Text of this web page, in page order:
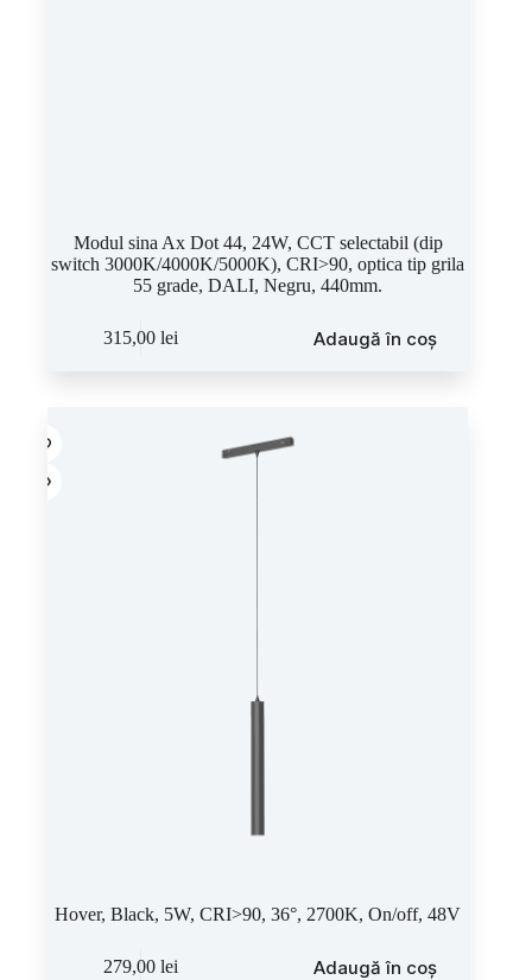
Modul sina Ax Dot 44, 24W, CCT selectabil (dip
switch 3000K/4000K/5000K), CRI>90, optica tip grila
55 grade, DALI, Negru, 440mm.
315,00lei Adaugă în coș
Hover, Black, 5W, CRI>90, 36°, 2700K, On/off, 48V
279,00lei Adaugă în coș